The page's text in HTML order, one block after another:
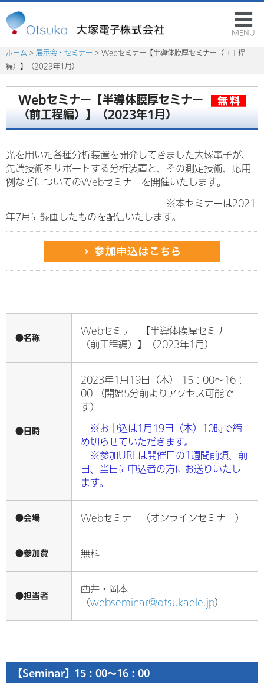
MENU
ホーム > 展示会・セミナー > Webセミナー【半導体膜厚セミナー（前工程
編）】（2023年1月）
Webセミナー【半導体膜厚セミナー
（前工程編）】（2023年1月）
光を用いた各種分析装置を開発してきました大塚電子が、
先端技術をサポートする分析装置と、その測定技術、応用
例などについてのWebセミナーを開催いたします。
※本セミナーは2021
年7月に録画したものを配信いたします。
●名称
Webセミナー【半導体膜厚セミナー
（前工程編）】（2023年1月）
●日時
2023年1月19日（木） 15：00～16：
00 （開始5分前よりアクセス可能で
す）
※お申込は1月19日（木）10時で締
め切らせていただきます。
※参加URLは開催日の1週間前頃、前
日、当日に申込者の方にお送りいたし
ます。
●会場 Webセミナー（オンラインセミナー）
●参加費 無料
●担当者
西井・岡本
（webseminar@otsukaele.jp）
【Seminar】15：00～16：00